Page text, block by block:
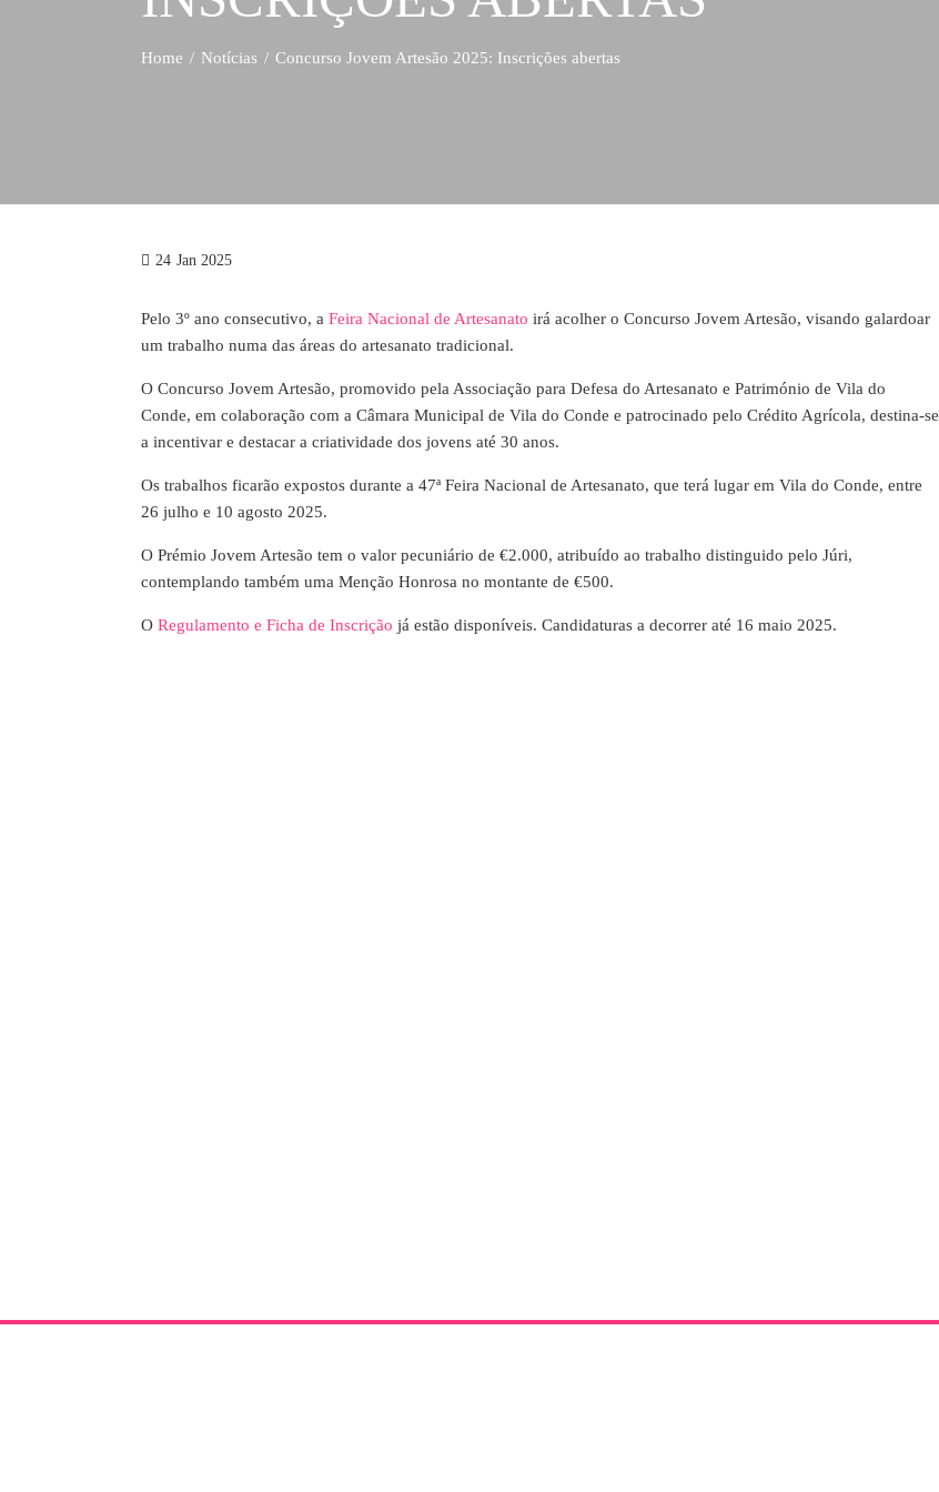
Home Notícias Concurso Jovem Artesão 2025: Inscrições abertas
24 Jan 2025
Pelo 3º ano consecutivo, a Feira Nacional de Artesanato irá acolher o Concurso Jovem Artesão, visando galardoar
um trabalho numa das áreas do artesanato tradicional.
O Concurso Jovem Artesão, promovido pela Associação para Defesa do Artesanato e Património de Vila do
Conde, em colaboração com a Câmara Municipal de Vila do Conde e patrocinado pelo Crédito Agrícola, destina-se
a incentivar e destacar a criatividade dos jovens até 30 anos.
Os trabalhos ficarão expostos durante a 47ª Feira Nacional de Artesanato, que terá lugar em Vila do Conde, entre
26 julho e 10 agosto 2025.
O Prémio Jovem Artesão tem o valor pecuniário de €2.000, atribuído ao trabalho distinguido pelo Júri,
contemplando também uma Menção Honrosa no montante de €500.
O Regulamento e Ficha de Inscrição já estão disponíveis. Candidaturas a decorrer até 16 maio 2025.